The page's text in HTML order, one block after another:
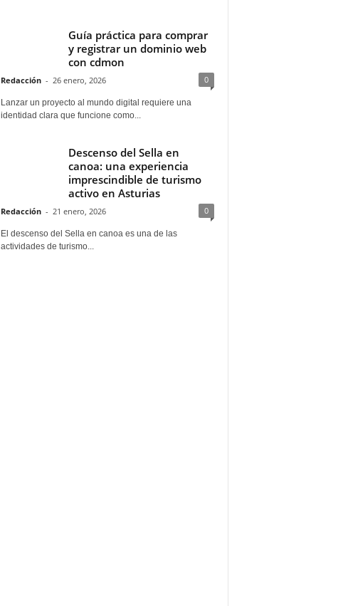
Guía práctica para comprar
y registrar un dominio web
con cdmon
Redacción - 26 enero, 2026 0
Lanzar un proyecto al mundo digital requiere una
identidad clara que funcione como...
Descenso del Sella en
canoa: una experiencia
imprescindible de turismo
activo en Asturias
Redacción - 21 enero, 2026 0
El descenso del Sella en canoa es una de las
actividades de turismo...